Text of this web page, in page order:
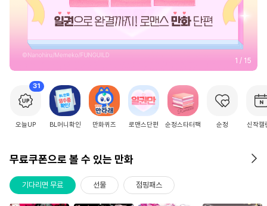
2 / 15
31
오늘UP BL머니확인 만화퀴즈 로맨스단편 순정스타터팩 순정 신작캘
무료쿠폰으로 볼 수 있는 만화
기다리면 무료 선물 점핑패스